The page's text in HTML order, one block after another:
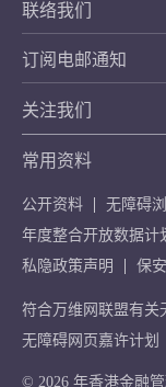
联络我们
订阅电邮通知
关注我们
常用资料
公开资料
无障碍
年度整合开放数据计
私隐政策声明
保
符合万维网联盟有关
无障碍网页嘉许计划
© 2026 年香港金融管